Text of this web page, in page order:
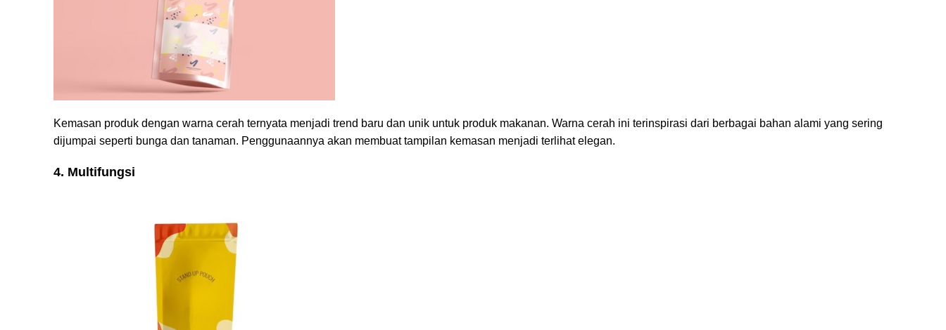
Kemasan produk dengan warna cerah ternyata menjadi trend baru dan unik untuk produk makanan. Warna cerah ini terinspirasi dari berbagai bahan alami yang sering
dijumpai seperti bunga dan tanaman. Penggunaannya akan membuat tampilan kemasan menjadi terlihat elegan.
4. Multifungsi